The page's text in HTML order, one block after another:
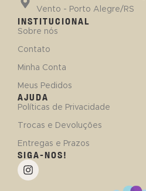
Vento - Porto Alegre/RS
INSTITUCIONAL
Sobre nós
Contato
Minha Conta
Meus Pedidos
AJUDA
Políticas de Privacidade
Trocas e Devoluções
Entregas e Prazos
SIGA-NOS!